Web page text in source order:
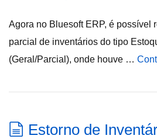
Agora no Bluesoft ERP, é possível
parcial de inventários do tipo
(Geral/Parcial), onde houve …
Estorno de